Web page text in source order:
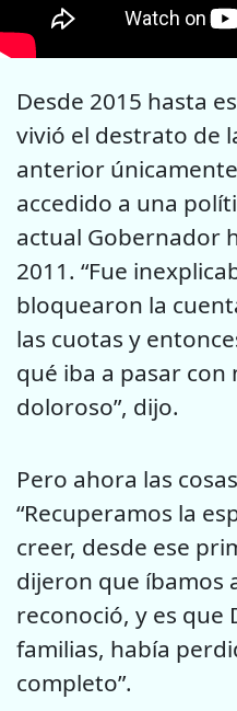
Desde 2015 hasta
vivió el destrato de
anterior
accedido a una
actual Gobernador
2011. “Fue
bloquearon la
las cuotas y
qué iba a pasar con
doloroso”, dijo.
Pero ahora las
“Recuperamos la
creer, desde ese
dijeron que íbamos
reconoció, y es que
familias, había
completo”.